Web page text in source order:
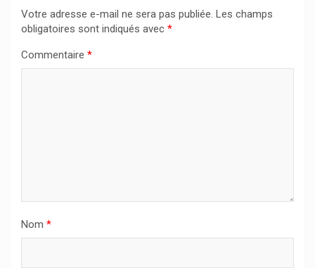
Votre adresse e-mail ne sera pas publiée. Les champs
obligatoires sont indiqués avec *
Commentaire *
Nom *